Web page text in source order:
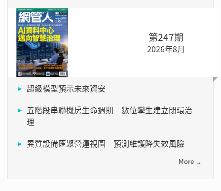
第247期
2026年8月
超級模型預示未來資安
五階段串聯機房生命週期 數位孿生建立閉環治
理
異質設備匯聚營運視圖 預測維護降失效風險
More →